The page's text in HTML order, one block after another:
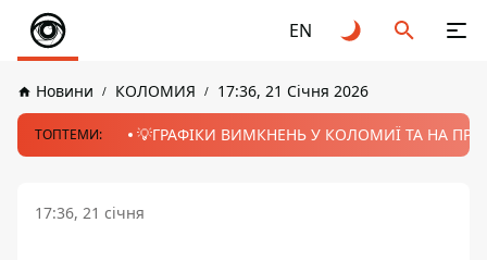
EN
Новини КОЛОМИЯ 17:36, 21 Січня 2026
ТОПТЕМИ: 💡ГРАФІКИ ВИМКНЕНЬ У КОЛОМИЇ ТА НА
17:36, 21 січня